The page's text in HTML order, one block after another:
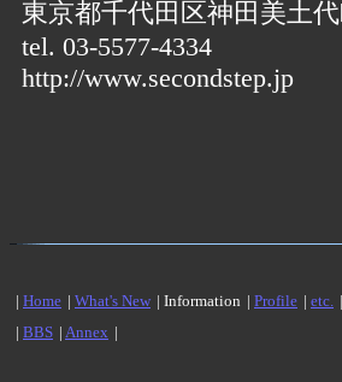
東京都千代田区神田美土
tel. 03-5577-4334
http://www.secondstep.jp
| Home | What's New | Information | Profile | etc. |
| BBS | Annex |